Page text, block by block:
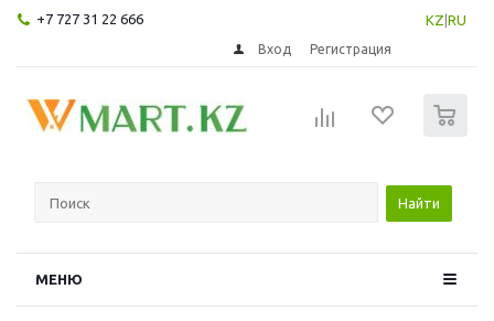
+7 727 31 22 666 KZ RU
Вход Регистрация
Найти
МЕНЮ